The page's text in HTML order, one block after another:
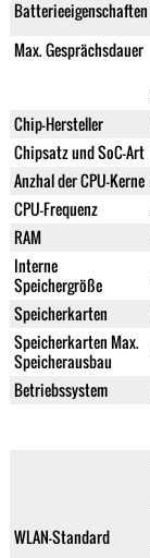
Batterieeigenschaften
Max. Gesprächsdauer
Chip-Hersteller
Chipsatz und SoC-Art
Anzhal der CPU-Kerne
CPU-Frequenz
RAM
Interne
Speichergröße
Speicherkarten
Speicherkarten Max.
Speicherausbau
Betriebssystem
WLAN-Standard